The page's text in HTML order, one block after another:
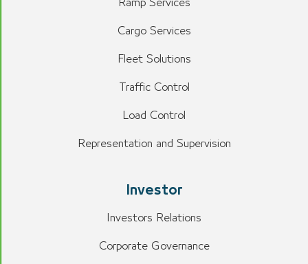
Ramp Services
Cargo Services
Fleet Solutions
Traffic Control
Load Control
Representation and Supervision
Investor
Investors Relations
Corporate Governance